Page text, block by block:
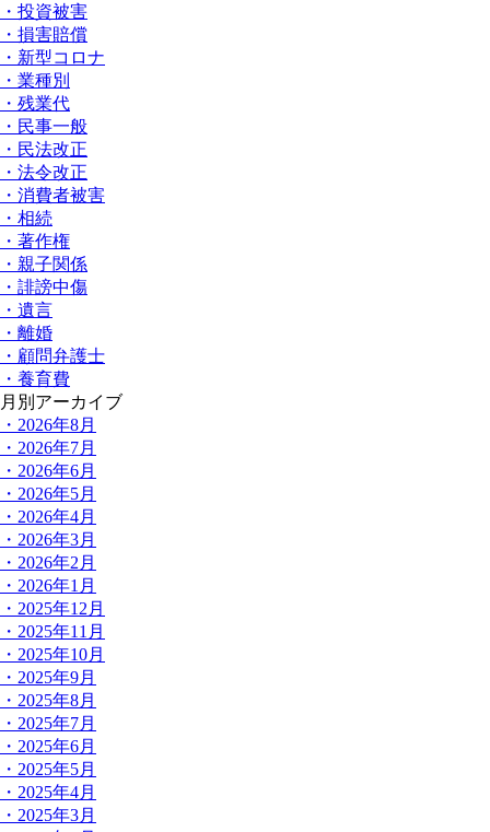
・投資被害
・損害賠償
・新型コロナ
・業種別
・残業代
・民事一般
・民法改正
・法令改正
・消費者被害
・相続
・著作権
・親子関係
・誹謗中傷
・遺言
・離婚
・顧問弁護士
・養育費
月別アーカイブ
・2026年8月
・2026年7月
・2026年6月
・2026年5月
・2026年4月
・2026年3月
・2026年2月
・2026年1月
・2025年12月
・2025年11月
・2025年10月
・2025年9月
・2025年8月
・2025年7月
・2025年6月
・2025年5月
・2025年4月
・2025年3月